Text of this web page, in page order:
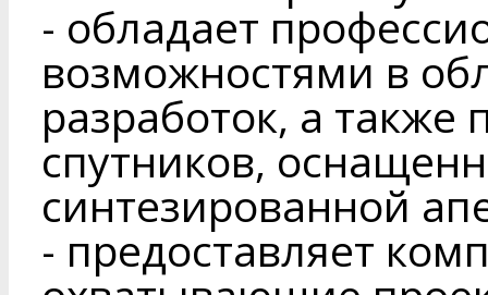
- обладает
возможностями в
разработок, а также
спутников,
синтезированной
- предоставляет